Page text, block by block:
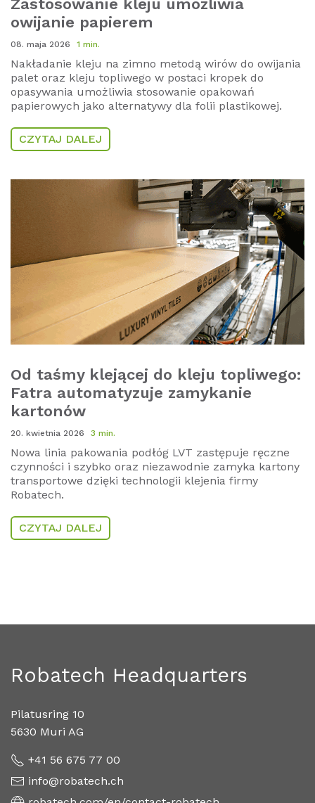
Zastosowanie kleju umożliwia
owijanie papierem
08. maja 2026 1 min.
Nakładanie kleju na zimno metodą wirów do owijania
palet oraz kleju topliwego w postaci kropek do
opasywania umożliwia stosowanie opakowań
papierowych jako alternatywy dla folii plastikowej.
CZYTAJ DALEJ
Od taśmy klejącej do kleju topliwego:
Fatra automatyzuje zamykanie
kartonów
20. kwietnia 2026 3 min.
Nowa linia pakowania podłóg LVT zastępuje ręczne
czynności i szybko oraz niezawodnie zamyka kartony
transportowe dzięki technologii klejenia firmy
Robatech.
CZYTAJ DALEJ
Robatech Headquarters
Pilatusring 10
5630 Muri AG
+41 56 675 77 00
info@robatech.ch